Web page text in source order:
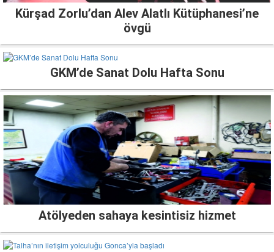
Kürşad Zorlu’dan Alev Alatlı Kütüphanesi’ne
övgü
GKM’de Sanat Dolu Hafta Sonu
Atölyeden sahaya kesintisiz hizmet